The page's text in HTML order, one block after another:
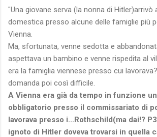
"Una giovane serva (la nonna di Hitler)arrivò
domestica presso alcune delle famiglie più
Vienna.
Ma, sfortunata, venne sedotta e
aspettava un bambino e venne rispedita al
era la famiglia viennese presso cui
domanda poi così difficile.
A Vienna era già da tempo in funzione
obbligatorio presso il commissariato di
lavorava presso i...Rothschild(ma dai!?
ignoto di Hitler doveva trovarsi in quella